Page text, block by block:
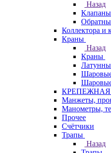
Назад
Клапаны
Коллектора и
Краны
Назад
Краны
Шаровые
КРЕПЕЖНАЯ
Манжеты,
Манометры,
Прочее
Счётчики
Трапы
Назад